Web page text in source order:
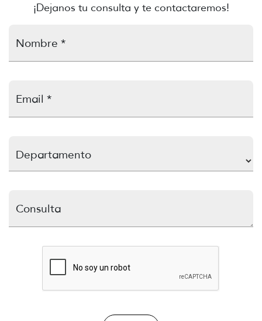
¡Dejanos tu consulta y te contactaremos!
Nombre *
Email *
Departamento
Consulta